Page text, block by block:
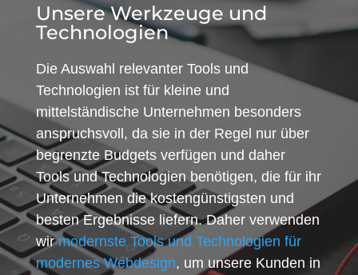
Unsere Werkzeuge und
Technologien
Die Auswahl relevanter Tools und
Technologien ist für kleine und
mittelständische Unternehmen besonders
anspruchsvoll, da sie in der Regel nur über
begrenzte Budgets verfügen und daher
Tools und Technologien benötigen, die für ihr
Unternehmen die kostengünstigsten und
besten Ergebnisse liefern. Daher verwenden
wirmodernste Tools und Technologien für
modernes Webdesign, um unsere Kunden in